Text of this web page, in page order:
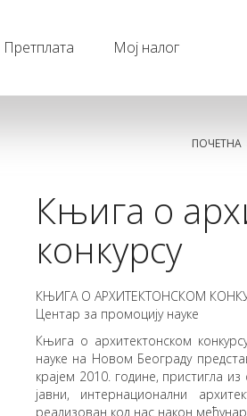
Претплата Мој налог
ПОЧЕТНА
Књига о
конкурсу
КЊИГА О АРХИТЕКТОНСКОМ
Центар за промоцију науке
Књига о архитектонском
науке на Новом Београду
крајем 2010. године, пристигла
jавни, интернационални
реализован код нас након